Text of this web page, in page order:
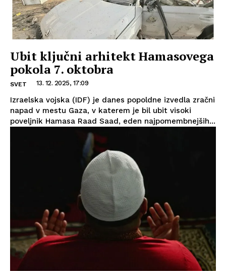
Ubit ključni arhitekt Hamasovega
pokola 7. oktobra
SVET 13. 12. 2025, 17:09
Izraelska vojska (IDF) je danes popoldne izvedla zračni
napad v mestu Gaza, v katerem je bil ubit visoki
poveljnik Hamasa Raad Saad, eden najpomembnejših...